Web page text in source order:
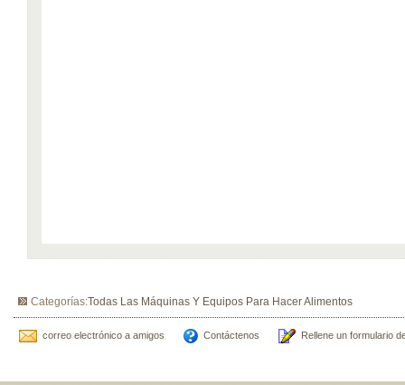
Categorías:Todas Las Máquinas Y Equipos Para Hacer Alimentos
correo electrónico a amigos Contáctenos Rellene un formulario